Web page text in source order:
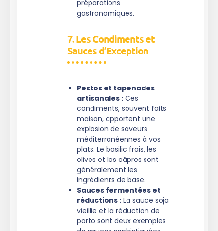
préparations
gastronomiques.
7. Les Condiments et
Sauces d’Exception
Pestos et tapenades
artisanales : Ces
condiments, souvent faits
maison, apportent une
explosion de saveurs
méditerranéennes à vos
plats. Le basilic frais, les
olives et les câpres sont
généralement les
ingrédients de base.
Sauces fermentées et
réductions : La sauce soja
vieillie et la réduction de
porto sont deux exemples